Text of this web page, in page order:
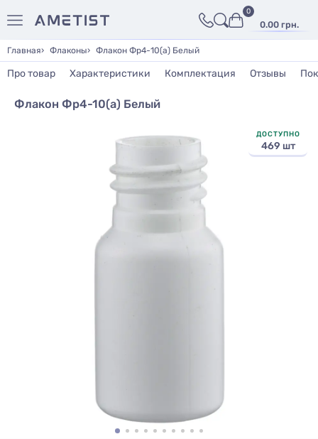
0.00 грн.
0
Главная Флаконы Флакон Фр4-10(а) Белый
Про товар Характеристики Комплектация Отзывы
Флакон Фр4-10(а) Белый
ДОСТУПНО
469 шт